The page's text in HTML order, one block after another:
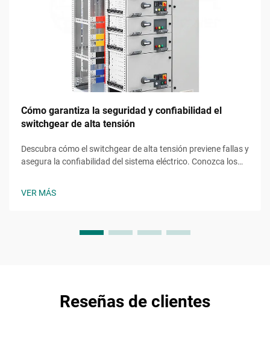
Cómo garantiza la seguridad y confiabilidad el
switchgear de alta tensión
Descubra cómo el switchgear de alta tensión previene fallas y
asegura la confiabilidad del sistema eléctrico. Conozca los
mejores prácticas de mantenimiento. Lea la guía completa.
VER MÁS
Reseñas de clientes